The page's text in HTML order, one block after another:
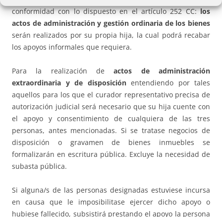
conformidad con lo dispuesto en el artículo 252 CC:los
actos de administración y gestión ordinaria de los bienes
serán realizados por su propia hija, la cual podrá recabar
los apoyos informales que requiera.
Para la realización deactos de administración
extraordinaria y de disposiciónentendiendo por tales
aquellos para los que el curador representativo precisa de
autorización judicial será necesario que su hija cuente con
el apoyo y consentimiento de cualquiera de las tres
personas, antes mencionadas. Si se tratase negocios de
disposición o gravamen de bienes inmuebles se
formalizarán en escritura pública. Excluye la necesidad de
subasta pública.
Si alguna/s de las personas designadas estuviese incursa
en causa que le imposibilitase ejercer dicho apoyo o
hubiese fallecido, subsistirá prestando el apoyo la persona